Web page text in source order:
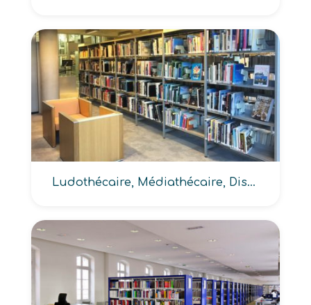
Ludothécaire, Médiathécaire, Discothécaire